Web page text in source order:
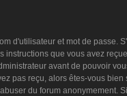
d'utilisateur et mot de
que vous avez
avant de pouvoir
pas reçu, alors êtes-vous
du forum anonymement.